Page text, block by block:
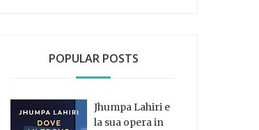
POPULAR POSTS
Jhumpa Lahiri e
la sua opera in